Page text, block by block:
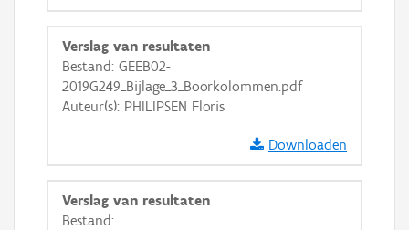
Basis Lagen
OSM-Basiskaart
GRB-Basiskaart
GRB-Basiskaart in grijswaarden
Verslag van resultaten
Bestand: GEEB02-
2019G249_Bijlage_3_Boorkolommen.pdf
Auteur(s): PHILIPSEN Floris
Downloaden
Verslag van resultaten
Bestand: